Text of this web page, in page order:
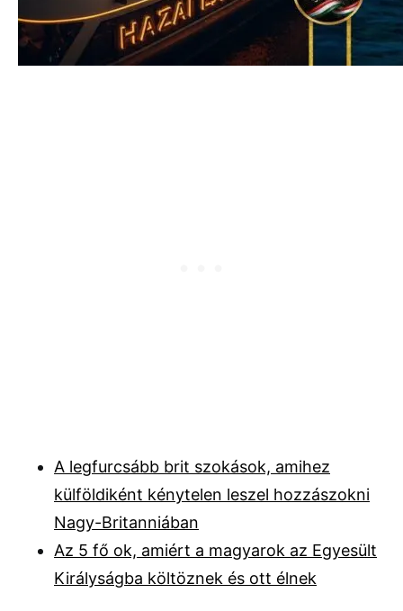
A legfurcsább brit szokások, amihez
külföldiként kénytelen leszel hozzászokni
Nagy-Britanniában
Az 5 fő ok, amiért a magyarok az Egyesült
Királyságba költöznek és ott élnek